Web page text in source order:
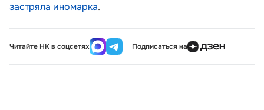
застряла иномарка.
Читайте НК в соцсетях Подписаться на